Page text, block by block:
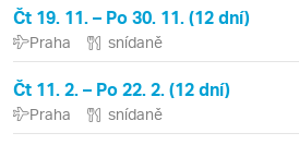
Čt 19. 11. – Po 30. 11. (12 dní)
Praha snídaně
Čt 11. 2. – Po 22. 2. (12 dní)
Praha snídaně